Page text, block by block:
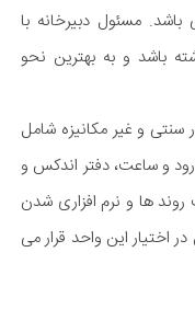
مسئول دبیرخانه با
باشد و به بهترین نحو
سنتی و غیر مکانیزه شامل
ورود و ساعت، دفتر اندکس و
ها و نرم افزاری شدن
اختیار این واحد قرار می